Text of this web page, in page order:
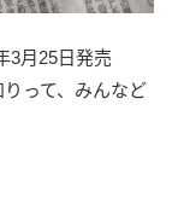
3月25日発売
って、みんなど